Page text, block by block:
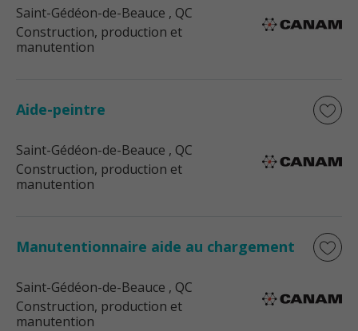
Saint-Gédéon-de-Beauce , QC
Construction, production et
manutention
Aide-peintre
Saint-Gédéon-de-Beauce , QC
Construction, production et
manutention
Manutentionnaire aide au chargement
Saint-Gédéon-de-Beauce , QC
Construction, production et
manutention